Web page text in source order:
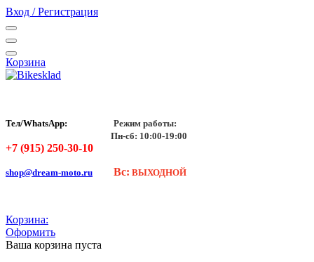
Вход / Регистрация
Корзина
Тел/WhatsApp:
Режим работы:
Пн-сб: 10:00-19:00
+7 (915) 250-30-10
shop@dream-moto.ru Вс: ВЫХОДНОЙ
Корзина:
Оформить
Ваша корзина пуста